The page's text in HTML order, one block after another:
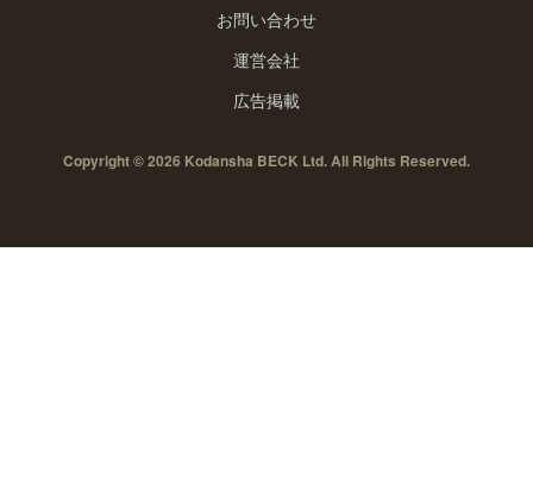
お問い合わせ
運営会社
広告掲載
Copyright © 2026 Kodansha BECK Ltd. All Rights Reserved.